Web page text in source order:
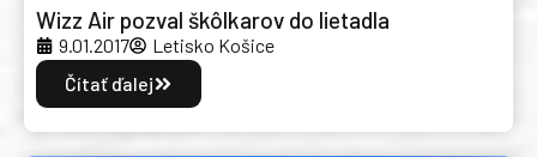
Wizz Air pozval škôlkarov do lietadla
9.01.2017
Letisko Košice
Čítať ďalej